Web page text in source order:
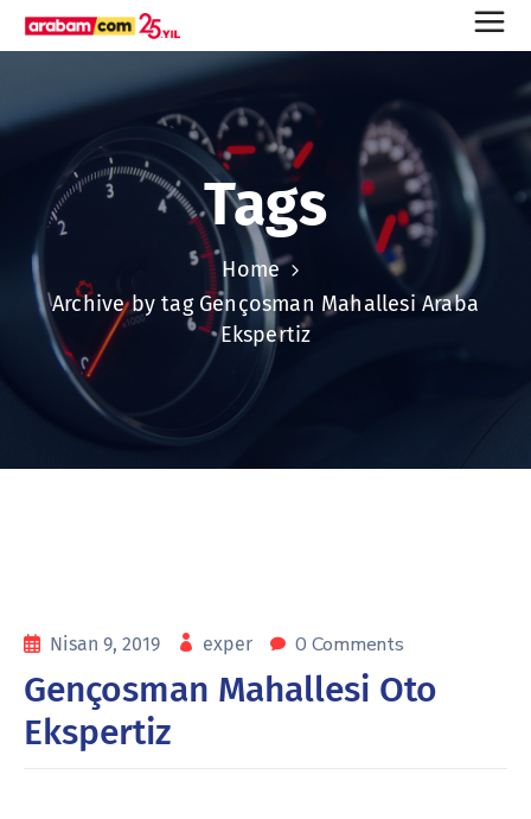
Tags
Home
Archive by tag Gençosman Mahallesi Araba
Ekspertiz
Nisan 9, 2019 exper 0 Comments
Gençosman Mahallesi Oto
Ekspertiz